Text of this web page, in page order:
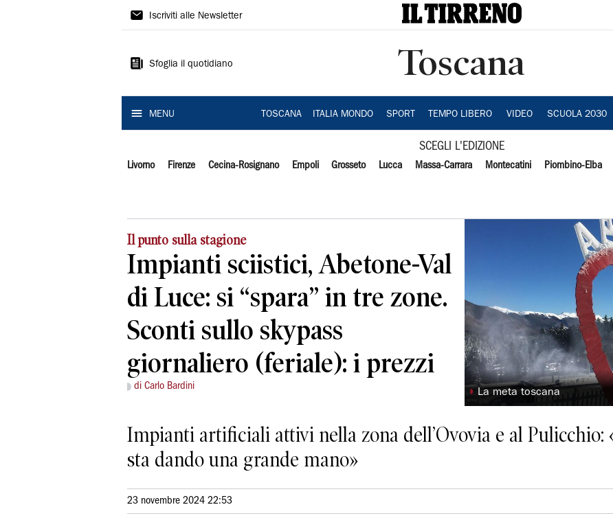
Il
Iscriviti alle Newsletter
Sfoglia il quotidiano Toscana
MENU TOSCANA ITALIA MONDO SPORT TEMPO LIBERO VIDEO SCUOLA 2030
SCEGLI L'EDIZIONE
Livorno Firenze Cecina-Rosignano Empoli Grosseto Lucca Massa-Carrara Montecatini Piombino-Elba
Il punto sulla stagione
Impianti sciistici, Abetone-Val
di Luce: si “spara” in tre zone.
Sconti sullo skypass
giornaliero (feriale): i prezzi
di Carlo Bardini
◗ La meta toscana
Impianti artificiali attivi nella zona dell’Ovovia e al Pulicchio:
sta dando una grande mano»
23 novembre 2024 22:53